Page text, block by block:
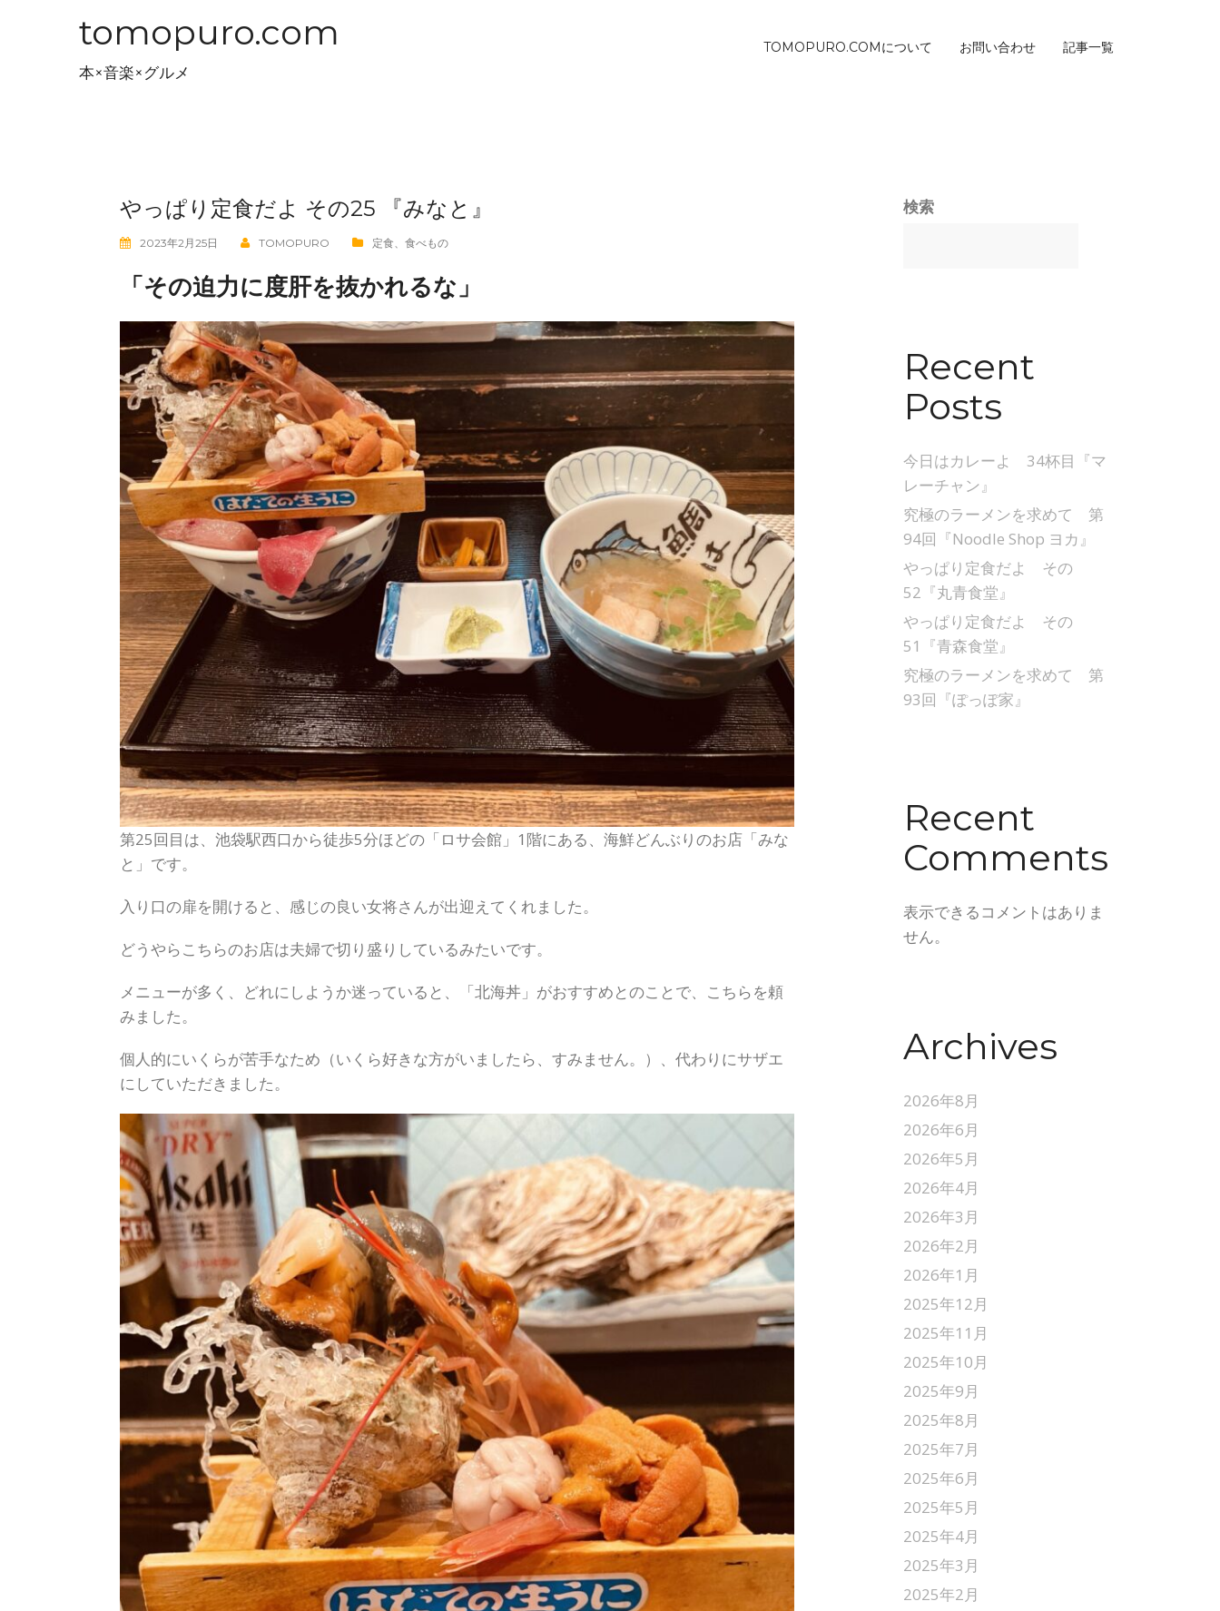
tomopuro.com
本×音楽×グルメ
TOMOPURO.COMについて お問い合わせ 記事一覧
やっぱり定食だよ その25 『みなと』
2023年2月25日 TOMOPURO 定食、 食べもの
「その迫力に度肝を抜かれるな」
第25回目は、池袋駅西口から徒歩5分ほどの「ロサ会館」1階にある、海鮮どんぶりのお店「みな
と」です。
入り口の扉を開けると、感じの良い女将さんが出迎えてくれました。
どうやらこちらのお店は夫婦で切り盛りしているみたいです。
メニューが多く、どれにしようか迷っていると、「北海丼」がおすすめとのことで、こちらを頼
みました。
個人的にいくらが苦手なため（いくら好きな方がいましたら、すみません。）、代わりにサザエ
にしていただきました。
検索
Recent
Posts
今日はカレーよ 34杯目『マ
レーチャン』
究極のラーメンを求めて 第
94回『Noodle Shop ヨカ』
やっぱり定食だよ その
52『丸青食堂』
やっぱり定食だよ その
51『青森食堂』
究極のラーメンを求めて 第
93回『ぽっぽ家』
Recent
Comments
表示できるコメントはありま
せん。
Archives
2026年8月
2026年6月
2026年5月
2026年4月
2026年3月
2026年2月
2026年1月
2025年12月
2025年11月
2025年10月
2025年9月
2025年8月
2025年7月
2025年6月
2025年5月
2025年4月
2025年3月
2025年2月